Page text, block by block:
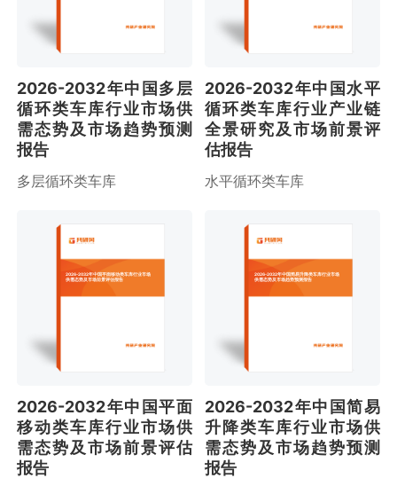
2026-2032年中国多层
循环类车库行业市场供
需态势及市场趋势预测
报告
多层循环类车库
2026-2032年中国水平
循环类车库行业产业链
全景研究及市场前景评
估报告
水平循环类车库
2026-2032年中国平面移动类车库行业市场
供需态势及市场前景评估报告
2026-2032年中国平面
移动类车库行业市场供
需态势及市场前景评估
报告
2026-2032年中国简易升降类车库行业市场
供需态势及市场趋势预测报告
2026-2032年中国简易
升降类车库行业市场供
需态势及市场趋势预测
报告